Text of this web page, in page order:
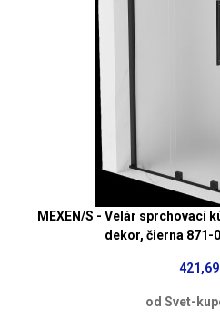
MEXEN/S - Velár sprchovací
dekor, čierna 871-
od Svet-